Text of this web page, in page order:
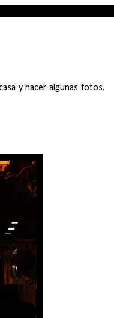
y hacer algunas fotos.